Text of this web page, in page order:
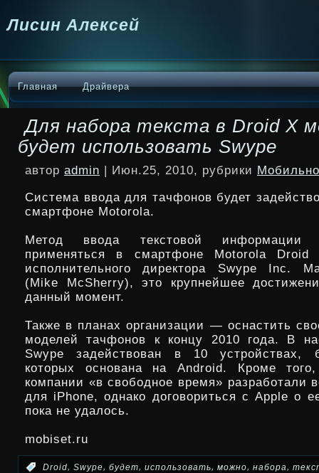
Лисин Алексей
Главная Драйвера
Для набора текста в Droid X
будет использовать Swype
автор admin | Июн.25, 2010, рубрики
Система ввода для тачфонов будет
смартфоне Motorola.
Метод ввода текстовой информации
применяться в смартфоне Motorola
исполнительного директора Swype Inc.
(Mike McSherry), это крупнейшее
данный момент.
Также в планах организации — оснастить
моделей тачфонов к концу 2010 года. В
Swype задействован в 10 устройствах,
которых основана на Android. Кроме
компании «в свободное время» разработали
для iPhone, однако договориться с Apple о
пока не удалось.
mobiset.ru
Droid, Swype, будет, использовать, можно, набора,